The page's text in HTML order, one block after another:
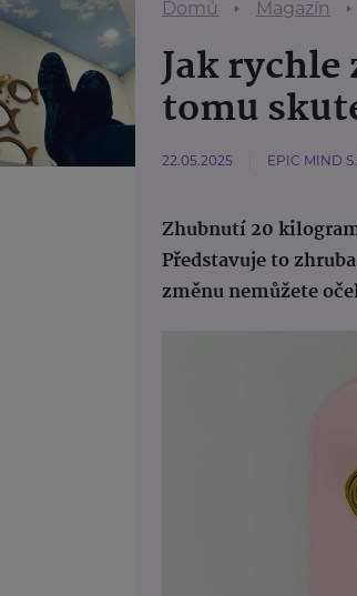
Domů Magazín
Jak
tomu
22.05.2025 EPIC MIND
Zhubnutí 20
Představuje to
změnu nemůžete